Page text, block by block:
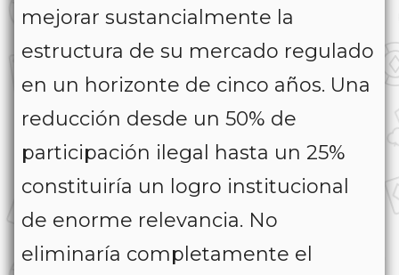
mejorar sustancialmente la
estructura de su mercado regulado
en un horizonte de cinco años. Una
reducción desde un 50% de
participación ilegal hasta un 25%
constituiría un logro institucional
de enorme relevancia. No
eliminaría completamente el